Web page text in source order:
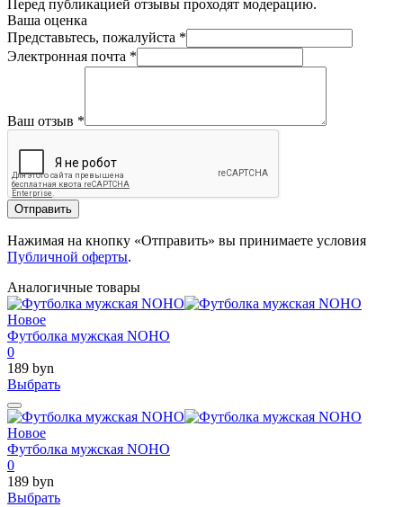
Перед публикацией отзывы проходят модерацию.
Ваша оценка
Представьтесь, пожалуйста *
Электронная почта *
Ваш отзыв *
Отправить
Нажимая на кнопку «Отправить» вы принимаете условия
Публичной оферты.
Аналогичные товары
Новое
Футболка мужская NOHO
0
189 byn
Выбрать
Новое
Футболка мужская NOHO
0
189 byn
Выбрать